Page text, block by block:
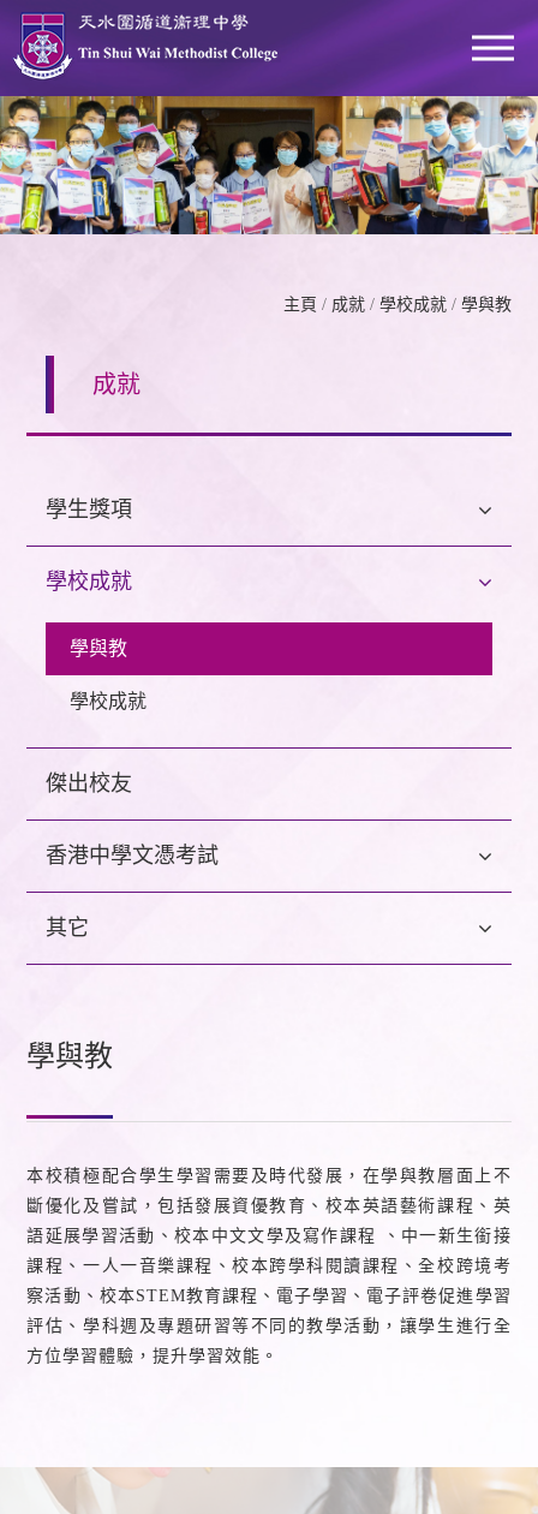
主頁 / 成就 / 學校成就 / 學與教
成就
學生獎項
學校成就
學與教
學校成就
傑出校友
香港中學文憑考試
其它
學與教
本校積極配合學生學習需要及時代發展，在學與教層面上不
斷優化及嘗試，包括發展資優教育、校本英語藝術課程、英
語延展學習活動、校本中文文學及寫作課程 、中一新生銜接
課程、一人一音樂課程、校本跨學科閱讀課程、全校跨境考
察活動、校本STEM教育課程、電子學習、電子評卷促進學習
評估、學科週及專題研習等不同的教學活動，讓學生進行全
方位學習體驗，提升學習效能。